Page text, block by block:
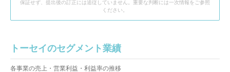
保証せず、提出後の訂正には追従していません。重要な判断には一次情報をご参照
ください。
トーセイのセグメント業績
各事業の売上・営業利益・利益率の推移